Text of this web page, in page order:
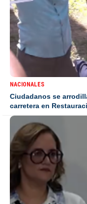
NACIONALES
Ciudadanos se
carretera en